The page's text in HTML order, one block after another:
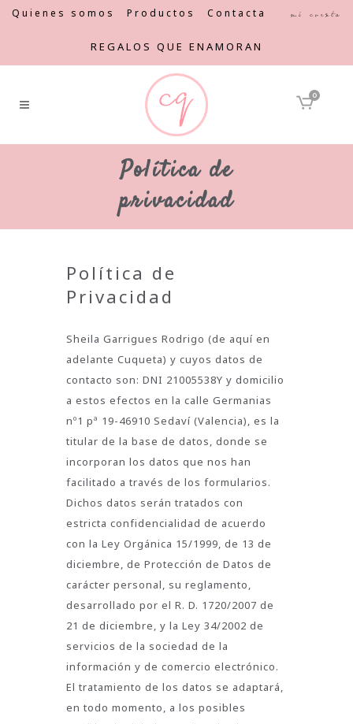
Quienes somos Productos Contacta Mi cuenta
REGALOS QUE ENAMORAN
0
Política de
privacidad
Política de
Privacidad
Sheila Garrigues Rodrigo (de aquí en
adelante Cuqueta) y cuyos datos de
contacto son: DNI 21005538Y y domicilio
a estos efectos en la calle Germanias
nº1 pª 19-46910 Sedaví (Valencia), es la
titular de la base de datos, donde se
incorporan los datos que nos han
facilitado a través de los formularios.
Dichos datos serán tratados con
estricta confidencialidad de acuerdo
con la Ley Orgánica 15/1999, de 13 de
diciembre, de Protección de Datos de
carácter personal, su reglamento,
desarrollado por el R. D. 1720/2007 de
21 de diciembre, y la Ley 34/2002 de
servicios de la sociedad de la
información y de comercio electrónico.
El tratamiento de los datos se adaptará,
en todo momento, a los posibles